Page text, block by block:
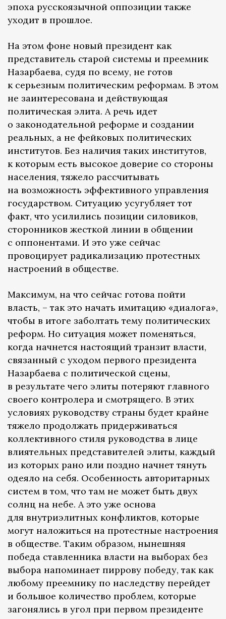
эпоха русскоязычной оппозиции также
уходит в прошлое.
На этом фоне новый президент как
представитель старой системы и преемник
Назарбаева, судя по всему, не готов
к серьезным политическим реформам. В этом
не заинтересована и действующая
политическая элита. А речь идет
о законодательной реформе и создании
реальных, а не фейковых политических
институтов. Без наличия таких институтов,
к которым есть высокое доверие со стороны
населения, тяжело рассчитывать
на возможность эффективного управления
государством. Ситуацию усугубляет тот
факт, что усилились позиции силовиков,
сторонников жесткой линии в общении
с оппонентами. И это уже сейчас
провоцирует радикализацию протестных
настроений в обществе.
Максимум, на что сейчас готова пойти
власть, – так это начать имитацию «диалога»,
чтобы в итоге заболтать тему политических
реформ. Но ситуация может поменяться,
когда начнется настоящий транзит власти,
связанный с уходом первого президента
Назарбаева с политической сцены,
в результате чего элиты потеряют главного
своего контролера и смотрящего. В этих
условиях руководству страны будет крайне
тяжело продолжать придерживаться
коллективного стиля руководства в лице
влиятельных представителей элиты, каждый
из которых рано или поздно начнет тянуть
одеяло на себя. Особенность авторитарных
систем в том, что там не может быть двух
солнц на небе. А это уже основа
для внутриэлитных конфликтов, которые
могут наложиться на протестные настроения
в обществе. Таким образом, нынешняя
победа ставленника власти на выборах без
выбора напоминает пиррову победу, так как
любому преемнику по наследству перейдет
и большое количество проблем, которые
загонялись в угол при первом президенте